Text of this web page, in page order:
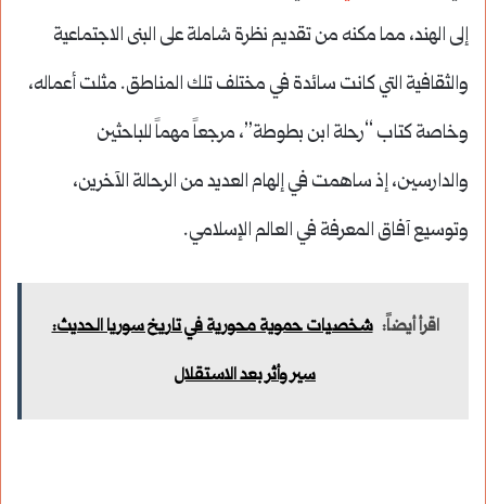
إلى الهند، مما مكنه من تقديم نظرة شاملة على البنى الاجتماعية
والثقافية التي كانت سائدة في مختلف تلك المناطق. مثلت أعماله،
وخاصة كتاب “رحلة ابن بطوطة”، مرجعاً مهماً للباحثين
والدارسين، إذ ساهمت في إلهام العديد من الرحالة الآخرين،
وتوسيع آفاق المعرفة في العالم الإسلامي.
اقرأ أيضاً: شخصيات حموية محورية في تاريخ سوريا الحديث:
سير وأثر بعد الاستقلال